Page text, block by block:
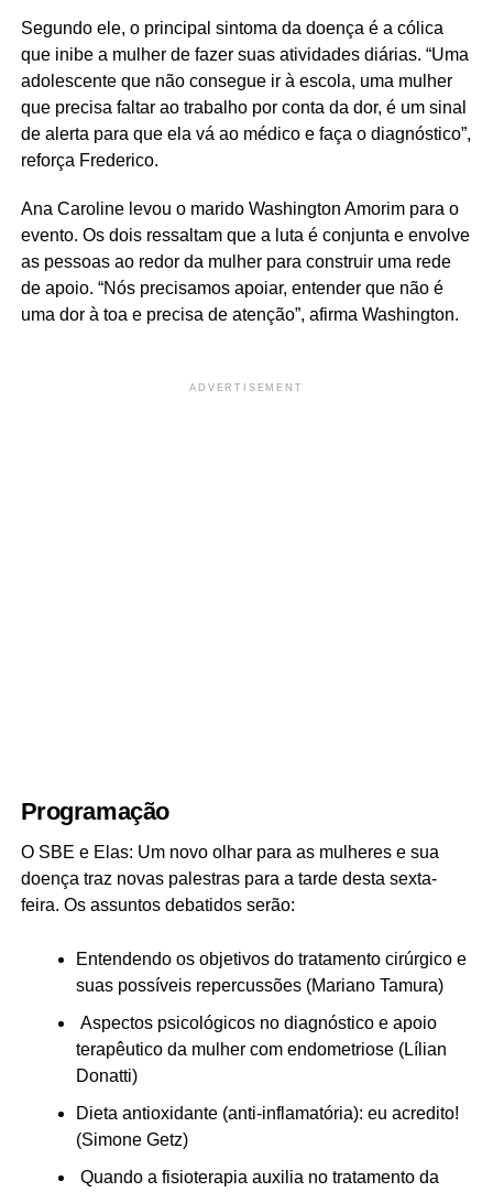
Segundo ele, o principal sintoma da doença é a cólica
que inibe a mulher de fazer suas atividades diárias. “Uma
adolescente que não consegue ir à escola, uma mulher
que precisa faltar ao trabalho por conta da dor, é um sinal
de alerta para que ela vá ao médico e faça o diagnóstico”,
reforça Frederico.
Ana Caroline levou o marido Washington Amorim para o
evento. Os dois ressaltam que a luta é conjunta e envolve
as pessoas ao redor da mulher para construir uma rede
de apoio. “Nós precisamos apoiar, entender que não é
uma dor à toa e precisa de atenção”, afirma Washington.
ADVERTISEMENT
Programação
O SBE e Elas: Um novo olhar para as mulheres e sua
doença traz novas palestras para a tarde desta sexta-
feira. Os assuntos debatidos serão:
Entendendo os objetivos do tratamento cirúrgico e
suas possíveis repercussões (Mariano Tamura)
Aspectos psicológicos no diagnóstico e apoio
terapêutico da mulher com endometriose (Lílian
Donatti)
Dieta antioxidante (anti-inflamatória): eu acredito!
(Simone Getz)
Quando a fisioterapia auxilia no tratamento da